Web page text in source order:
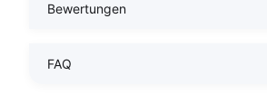
Bewertungen
FAQ